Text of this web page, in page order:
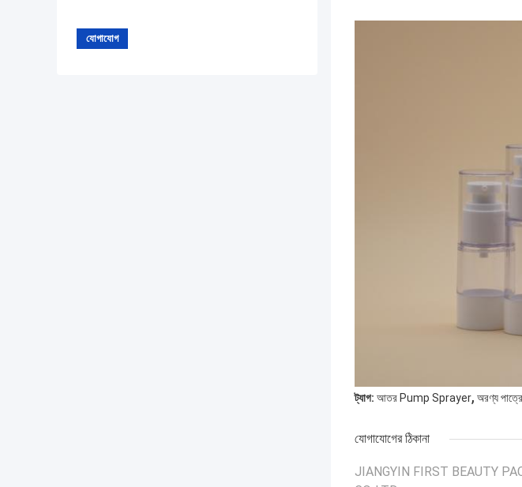
ট্যাগ: আতর Pump Sprayer, অরণ্য
যোগাযোগের ঠিকানা
JIANGYIN FIRST BEAUTY